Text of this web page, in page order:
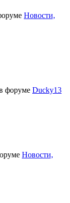
Новости,
форуме Ducky13
Новости,